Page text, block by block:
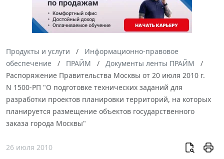
Продукты и услуги
Информационно-правовое
обеспечение
ПРАЙМ
Документы ленты ПРАЙМ
Распоряжение Правительства Москвы от 20 июля 2010 г.
N 1500-РП "О подготовке технических заданий для
разработки проектов планировки территорий, на которых
планируется размещение объектов государственного
заказа города Москвы"
26 июля 2010